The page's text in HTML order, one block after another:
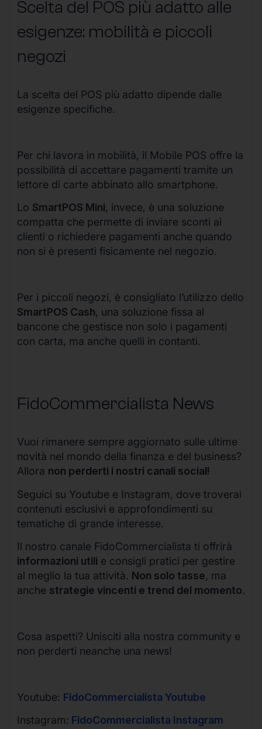
Scelta del POS più adatto alle
esigenze: mobilità e piccoli
negozi
La scelta del POS più adatto dipende dalle
esigenze specifiche.
Per chi lavora in mobilità, il Mobile POS offre la
possibilità di accettare pagamenti tramite un
lettore di carte abbinato allo smartphone.
Lo SmartPOS Mini, invece, è una soluzione
compatta che permette di inviare sconti ai
clienti o richiedere pagamenti anche quando
non si è presenti fisicamente nel negozio.
Per i piccoli negozi, è consigliato l’utilizzo dello
SmartPOS Cash, una soluzione fissa al
bancone che gestisce non solo i pagamenti
con carta, ma anche quelli in contanti.
FidoCommercialista News
Vuoi rimanere sempre aggiornato sulle ultime
novità nel mondo della finanza e del business?
Allora non perderti i nostri canali social!
Seguici su Youtube e Instagram, dove troverai
contenuti esclusivi e approfondimenti su
tematiche di grande interesse.
Il nostro canale FidoCommercialista ti offrirà
informazioni utili e consigli pratici per gestire
al meglio la tua attività. Non solo tasse, ma
anche strategie vincenti e trend del momento.
Cosa aspetti? Unisciti alla nostra community e
non perderti neanche una news!
Youtube: FidoCommercialista Youtube
Instagram: FidoCommercialista Instagram